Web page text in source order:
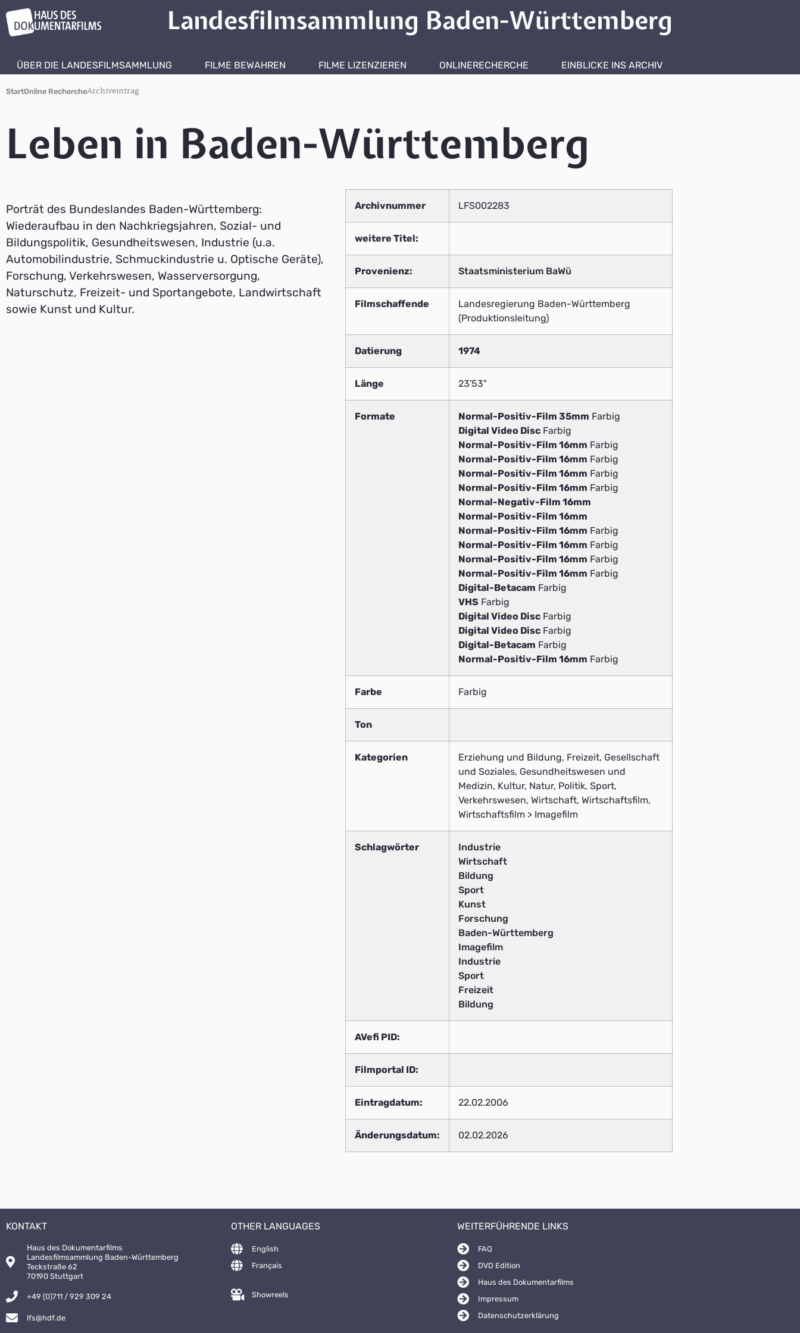
Landesfilmsammlung Baden-Württemberg
ÜBER DIE LANDESFILMSAMMLUNG FILME BEWAHREN FILME LIZENZIEREN ONLINERECHERCHE EINBLICKE INS ARCHIV
StartOnline RechercheArchiveintrag
Leben in Baden-Württemberg
Porträt des Bundeslandes Baden-Württemberg:
Wiederaufbau in den Nachkriegsjahren, Sozial- und
Bildungspolitik, Gesundheitswesen, Industrie (u.a.
Automobilindustrie, Schmuckindustrie u. Optische Geräte),
Forschung, Verkehrswesen, Wasserversorgung,
Naturschutz, Freizeit- und Sportangebote, Landwirtschaft
sowie Kunst und Kultur.
Archivnummer LFS002283
weitere Titel:
Provenienz: Staatsministerium BaWü
Filmschaffende
Landesregierung Baden-Württemberg
(Produktionsleitung)
Datierung 1974
Länge 23'53"
Formate Normal-Positiv-Film 35mm Farbig
Digital Video Disc Farbig
Normal-Positiv-Film 16mm Farbig
Normal-Positiv-Film 16mm Farbig
Normal-Positiv-Film 16mm Farbig
Normal-Positiv-Film 16mm Farbig
Normal-Negativ-Film 16mm
Normal-Positiv-Film 16mm
Normal-Positiv-Film 16mm Farbig
Normal-Positiv-Film 16mm Farbig
Normal-Positiv-Film 16mm Farbig
Normal-Positiv-Film 16mm Farbig
Digital-Betacam Farbig
VHS Farbig
Digital Video Disc Farbig
Digital Video Disc Farbig
Digital-Betacam Farbig
Normal-Positiv-Film 16mm Farbig
Farbe Farbig
Ton
Kategorien
Erziehung und Bildung, Freizeit, Gesellschaft
und Soziales, Gesundheitswesen und
Medizin, Kultur, Natur, Politik, Sport,
Verkehrswesen, Wirtschaft, Wirtschaftsfilm,
Wirtschaftsfilm > Imagefilm
Schlagwörter
Industrie
Wirtschaft
Bildung
Sport
Kunst
Forschung
Baden-Württemberg
Imagefilm
Industrie
Sport
Freizeit
Bildung
AVefi PID:
Filmportal ID:
Eintragdatum: 22.02.2006
Änderungsdatum: 02.02.2026
KONTAKT
Haus des Dokumentarfilms
Landesfilmsammlung Baden-Württemberg
Teckstraße 62
70190 Stuttgart
+49 (0)711 / 929 309 24
lfs@hdf.de
OTHER LANGUAGES
English
Français
Showreels
WEITERFÜHRENDE LINKS
FAQ
DVD Edition
Haus des Dokumentarfilms
Impressum
Datenschutzerklärung